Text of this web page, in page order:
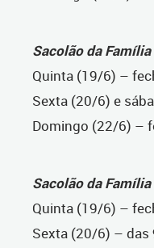
Sacolão da
Quinta (19/6) –
Sexta (20/6) e
Domingo (22/6) –
Sacolão da
Quinta (19/6) –
Sexta (20/6) – das